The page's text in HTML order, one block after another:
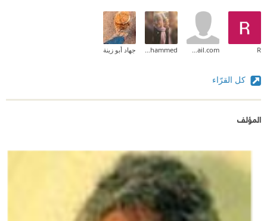
R جهاد أبو زينة
كل القرّاء
المؤلف